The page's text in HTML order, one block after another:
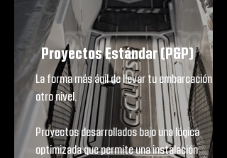
Proyectos Estándar (P&P)
La forma más ágil de llevar tu embarcación a
otro nivel.
Proyectos desarrollados bajo una lógica
optimizada que permite una instalación